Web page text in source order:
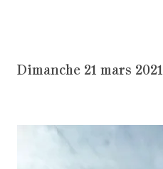
Dimanche 21 mars 2021